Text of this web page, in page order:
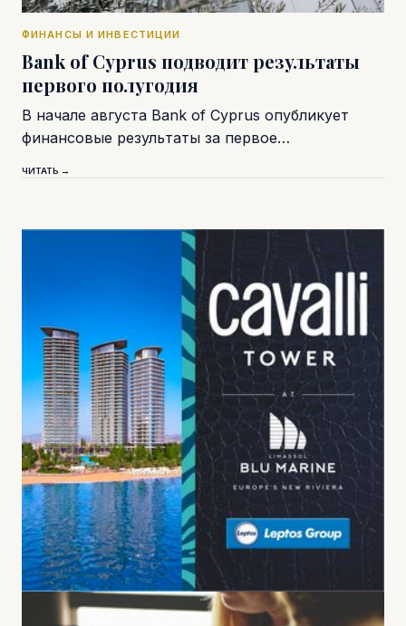
ФИНАНСЫ И ИНВЕСТИЦИИ
Bank of Cyprus подводит результаты
первого полугодия
В начале августа Bank of Cyprus опубликует
финансовые результаты за первое…
ЧИТАТЬ →